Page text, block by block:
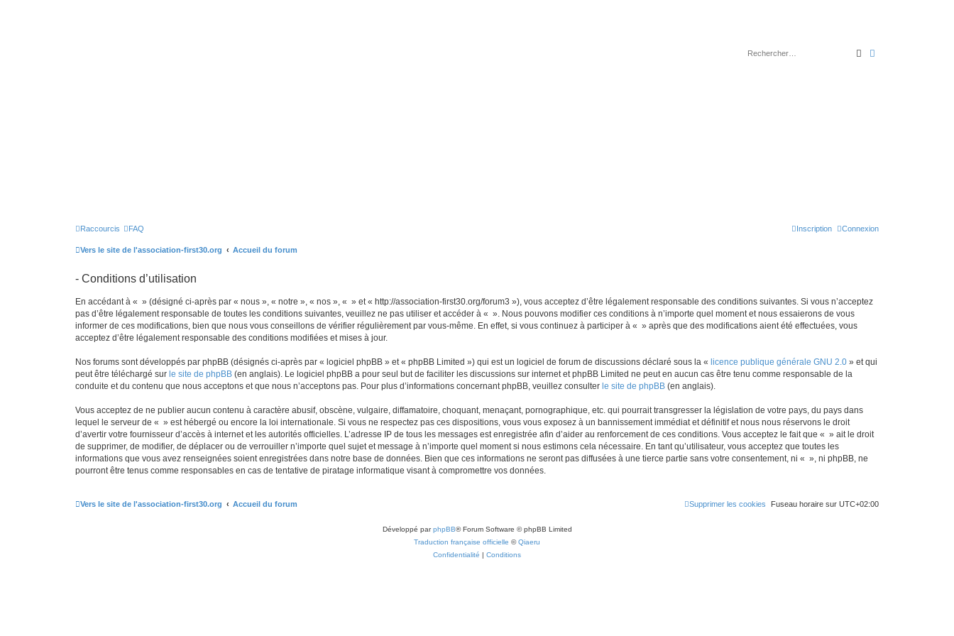
Rechercher
Raccourcis FAQ Connexion
Inscription
Vers le site de l'association-first30.org Accueil du forum
- Conditions d’utilisation
En accédant à « » (désigné ci-après par « nous », « notre », « nos », « » et « http://association-first30.org/forum3 »), vous acceptez d’être légalement responsable des conditions suivantes. Si vous n’acceptez
pas d’être légalement responsable de toutes les conditions suivantes, veuillez ne pas utiliser et accéder à « ». Nous pouvons modifier ces conditions à n’importe quel moment et nous essaierons de vous
informer de ces modifications, bien que nous vous conseillons de vérifier régulièrement par vous-même. En effet, si vous continuez à participer à « » après que des modifications aient été effectuées, vous
acceptez d’être légalement responsable des conditions modifiées et mises à jour.
Nos forums sont développés par phpBB (désignés ci-après par « logiciel phpBB » et « phpBB Limited ») qui est un logiciel de forum de discussions déclaré sous la « licence publique générale GNU 2.0 » et qui
peut être téléchargé sur le site de phpBB (en anglais). Le logiciel phpBB a pour seul but de faciliter les discussions sur internet et phpBB Limited ne peut en aucun cas être tenu comme responsable de la
conduite et du contenu que nous acceptons et que nous n’acceptons pas. Pour plus d’informations concernant phpBB, veuillez consulter le site de phpBB (en anglais).
Vous acceptez de ne publier aucun contenu à caractère abusif, obscène, vulgaire, diffamatoire, choquant, menaçant, pornographique, etc. qui pourrait transgresser la législation de votre pays, du pays dans
lequel le serveur de « » est hébergé ou encore la loi internationale. Si vous ne respectez pas ces dispositions, vous vous exposez à un bannissement immédiat et définitif et nous nous réservons le droit
d’avertir votre fournisseur d’accès à internet et les autorités officielles. L’adresse IP de tous les messages est enregistrée afin d’aider au renforcement de ces conditions. Vous acceptez le fait que « » ait le droit
de supprimer, de modifier, de déplacer ou de verrouiller n’importe quel sujet et message à n’importe quel moment si nous estimons cela nécessaire. En tant qu’utilisateur, vous acceptez que toutes les
informations que vous avez renseignées soient enregistrées dans notre base de données. Bien que ces informations ne seront pas diffusées à une tierce partie sans votre consentement, ni « », ni phpBB, ne
pourront être tenus comme responsables en cas de tentative de piratage informatique visant à compromettre vos données.
Vers le site de l'association-first30.org Accueil du forum Fuseau horaire sur UTC+02:00
Supprimer les cookies
Développé parphpBB® Forum Software © phpBB Limited
Traduction française officielle ©Qiaeru
Confidentialité | Conditions